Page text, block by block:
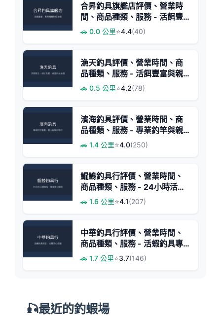
合昇釣具旗艦店評價、營業時
間、商品種類、服務 - 活餌豐
富的釣餌專家
🚗 0.0 公里⭐4.4(40)
漁天釣具評價、營業時間、商
品種類、服務 - 活餌豐富與親
切老闆
🚗 0.5 公里⭐4.2(78)
濱海釣具評價、營業時間、商
品種類、服務 - 專業釣竿與親
切諮詢
🚗 1.4 公里⭐4.0(250)
鯤鯓釣具行評價、營業時間、
商品種類、服務 - 24小時活餌
補給專家
🚗 1.6 公里⭐4.1(207)
中華釣具行評價、營業時間、
商品種類、服務 - 活蝦釣具專
🚗 1.7 公里⭐3.7(146)
🎣最近的釣蝦場